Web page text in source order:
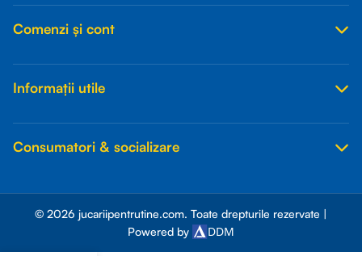
Comenzi și cont
Informații utile
Consumatori & socializare
© 2026 jucariipentrutine.com. Toate drepturile rezervate |
Powered by
DDM